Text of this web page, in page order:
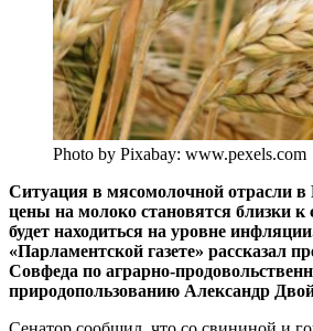
Photo by Pixabay: www.pexels.com
Ситуация в мясомолочной отрасли в
цены на молоко становятся близки к
будет находиться на уровне
«Парламентской газете» рассказал
Совфеда по аграрно-
природопользованию Александр